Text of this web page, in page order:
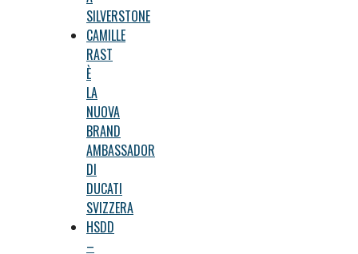
SILVERSTONE
CAMILLE
RAST
È
LA
NUOVA
BRAND
AMBASSADOR
DI
DUCATI
SVIZZERA
HSDD
–